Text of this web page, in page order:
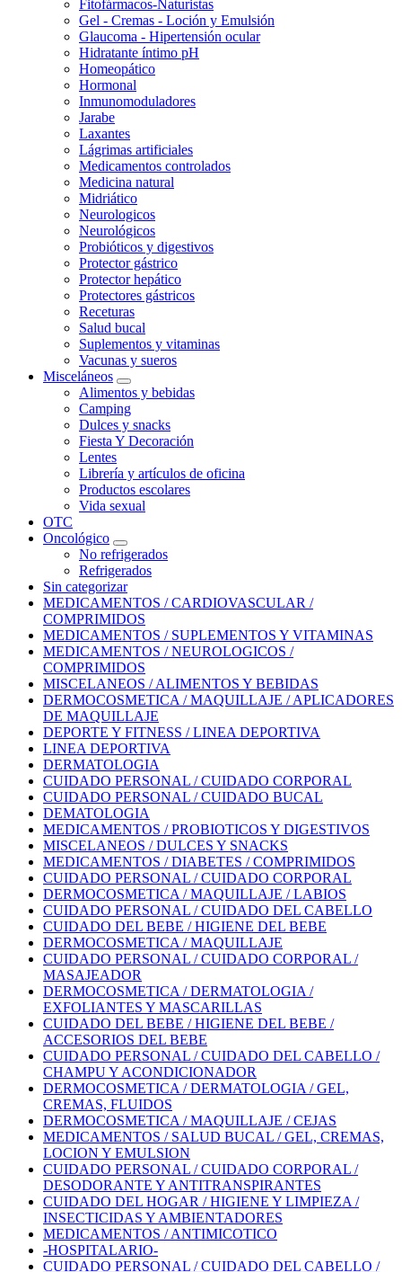
Fitofármacos-Naturistas
Gel - Cremas - Loción y Emulsión
Glaucoma - Hipertensión ocular
Hidratante íntimo pH
Homeopático
Hormonal
Inmunomoduladores
Jarabe
Laxantes
Lágrimas artificiales
Medicamentos controlados
Medicina natural
Midriático
Neurologicos
Neurológicos
Probióticos y digestivos
Protector gástrico
Protector hepático
Protectores gástricos
Receturas
Salud bucal
Suplementos y vitaminas
Vacunas y sueros
Misceláneos
Alimentos y bebidas
Camping
Dulces y snacks
Fiesta Y Decoración
Lentes
Librería y artículos de oficina
Productos escolares
Vida sexual
OTC
Oncológico
No refrigerados
Refrigerados
Sin categorizar
MEDICAMENTOS / CARDIOVASCULAR /
COMPRIMIDOS
MEDICAMENTOS / SUPLEMENTOS Y VITAMINAS
MEDICAMENTOS / NEUROLOGICOS /
COMPRIMIDOS
MISCELANEOS / ALIMENTOS Y BEBIDAS
DERMOCOSMETICA / MAQUILLAJE / APLICADORES
DE MAQUILLAJE
DEPORTE Y FITNESS / LINEA DEPORTIVA
LINEA DEPORTIVA
DERMATOLOGIA
CUIDADO PERSONAL / CUIDADO CORPORAL
CUIDADO PERSONAL / CUIDADO BUCAL
DEMATOLOGIA
MEDICAMENTOS / PROBIOTICOS Y DIGESTIVOS
MISCELANEOS / DULCES Y SNACKS
MEDICAMENTOS / DIABETES / COMPRIMIDOS
CUIDADO PERSONAL / CUIDADO CORPORAL
DERMOCOSMETICA / MAQUILLAJE / LABIOS
CUIDADO PERSONAL / CUIDADO DEL CABELLO
CUIDADO DEL BEBE / HIGIENE DEL BEBE
DERMOCOSMETICA / MAQUILLAJE
CUIDADO PERSONAL / CUIDADO CORPORAL /
MASAJEADOR
DERMOCOSMETICA / DERMATOLOGIA /
EXFOLIANTES Y MASCARILLAS
CUIDADO DEL BEBE / HIGIENE DEL BEBE /
ACCESORIOS DEL BEBE
CUIDADO PERSONAL / CUIDADO DEL CABELLO /
CHAMPU Y ACONDICIONADOR
DERMOCOSMETICA / DERMATOLOGIA / GEL,
CREMAS, FLUIDOS
DERMOCOSMETICA / MAQUILLAJE / CEJAS
MEDICAMENTOS / SALUD BUCAL / GEL, CREMAS,
LOCION Y EMULSION
CUIDADO PERSONAL / CUIDADO CORPORAL /
DESODORANTE Y ANTITRANSPIRANTES
CUIDADO DEL HOGAR / HIGIENE Y LIMPIEZA /
INSECTICIDAS Y AMBIENTADORES
MEDICAMENTOS / ANTIMICOTICO
-HOSPITALARIO-
CUIDADO PERSONAL / CUIDADO DEL CABELLO /